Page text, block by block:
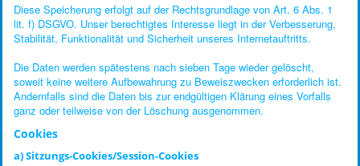
Diese Speicherung erfolgt auf der Rechtsgrundlage von Art. 6 Abs. 1
lit. f) DSGVO. Unser berechtigtes Interesse liegt in der Verbesserung,
Stabilität, Funktionalität und Sicherheit unseres Internetauftritts.
Die Daten werden spätestens nach sieben Tage wieder gelöscht,
soweit keine weitere Aufbewahrung zu Beweiszwecken erforderlich ist.
Andernfalls sind die Daten bis zur endgültigen Klärung eines Vorfalls
ganz oder teilweise von der Löschung ausgenommen.
Cookies
a) Sitzungs-Cookies/Session-Cookies